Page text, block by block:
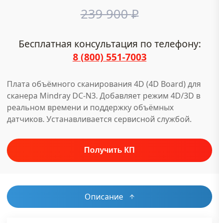
239 900₽
Бесплатная консультация по телефону:
8 (800) 551-7003
Плата объёмного сканирования 4D (4D Board) для
сканера Mindray DC-N3. Добавляет режим 4D/3D в
реальном времени и поддержку объёмных
датчиков. Устанавливается сервисной службой.
Описание